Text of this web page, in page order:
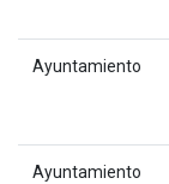
Ayuntamiento
Ayuntamiento